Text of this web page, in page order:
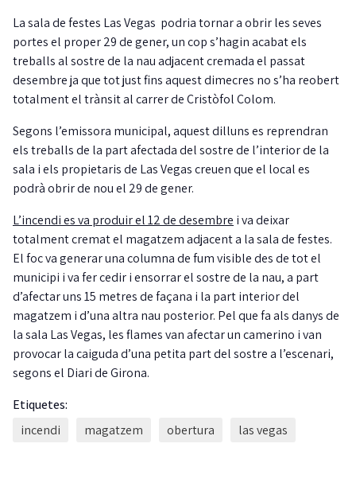
La sala de festes Las Vegas podria tornar a obrir les seves
portes el proper 29 de gener, un cop s’hagin acabat els
treballs al sostre de la nau adjacent cremada el passat
desembre ja que tot just fins aquest dimecres no s’ha reobert
totalment el trànsit al carrer de Cristòfol Colom.
Segons l’emissora municipal, aquest dilluns es reprendran
els treballs de la part afectada del sostre de l’interior de la
sala i els propietaris de Las Vegas creuen que el local es
podrà obrir de nou el 29 de gener.
L’incendi es va produir el 12 de desembre i va deixar
totalment cremat el magatzem adjacent a la sala de festes.
El foc va generar una columna de fum visible des de tot el
municipi i va fer cedir i ensorrar el sostre de la nau, a part
d’afectar uns 15 metres de façana i la part interior del
magatzem i d’una altra nau posterior. Pel que fa als danys de
la sala Las Vegas, les flames van afectar un camerino i van
provocar la caiguda d’una petita part del sostre a l’escenari,
segons el Diari de Girona.
Etiquetes:
incendi
magatzem obertura las vegas